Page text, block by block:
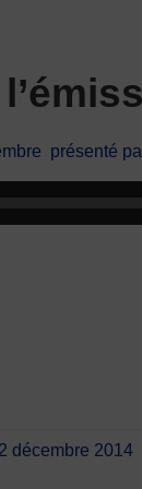
présenté
décembre 2014